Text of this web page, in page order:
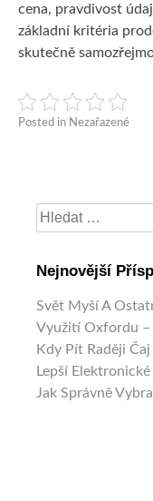
cena, pravdivost
základní kritéria
skutečně
Posted in Nezařazené
Vyhledávání
Nejnovější
Svět Myší A
Využití Oxfordu –
Kdy Pít Raději
Lepší
Jak Správně